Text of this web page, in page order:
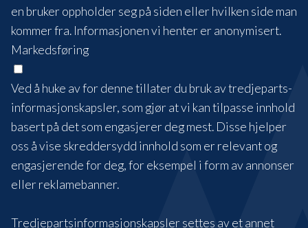
en bruker oppholder seg på siden eller hvilken side man
kommer fra. Informasjonen vi henter er anonymisert.
Markedsføring
Ved å huke av for denne tillater du bruk av tredjeparts-
informasjonskapsler, som gjør at vi kan tilpasse innhold
basert på det som engasjerer deg mest. Disse hjelper
oss å vise skreddersydd innhold som er relevant og
engasjerende for deg, for eksempel i form av annonser
eller reklamebanner.
Tredjepartsinformasjonskapsler settes av et annet